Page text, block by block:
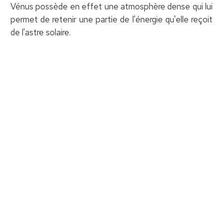
Vénus possède en effet une atmosphère dense qui lui
permet de retenir une partie de l'énergie qu'elle reçoit
de l'astre solaire.